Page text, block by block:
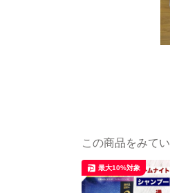
この商品をみて
最大10%対象